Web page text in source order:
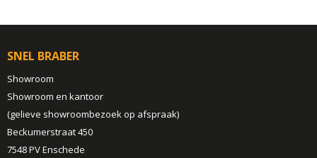
SNEL BRABER
Showroom
Showroom en kantoor
(gelieve showroombezoek op afspraak)
Beckumerstraat 450
7548 PV Enschede